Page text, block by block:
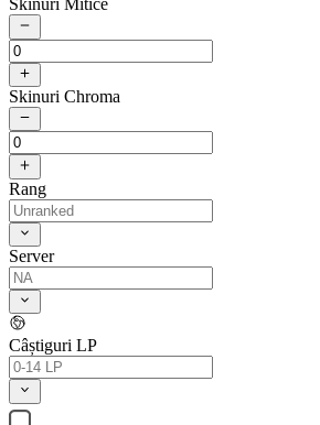
Skinuri Mitice
Skinuri Chroma
Rang
Server
Câștiguri LP